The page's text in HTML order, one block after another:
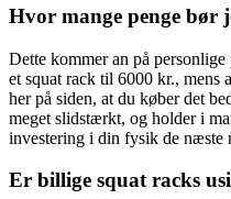
Hvor mange penge bør
Dette kommer an på
et squat rack til 6000 kr., mens
her på siden, at du køber det
meget slidstærkt, og holder i
investering i din fysik de næste
Er billige squat racks